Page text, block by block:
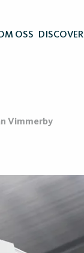
OSS DISCOVER
Vimmerby